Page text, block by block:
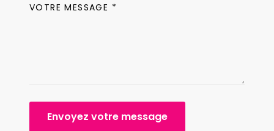
VOTRE MESSAGE *
Envoyez votre message